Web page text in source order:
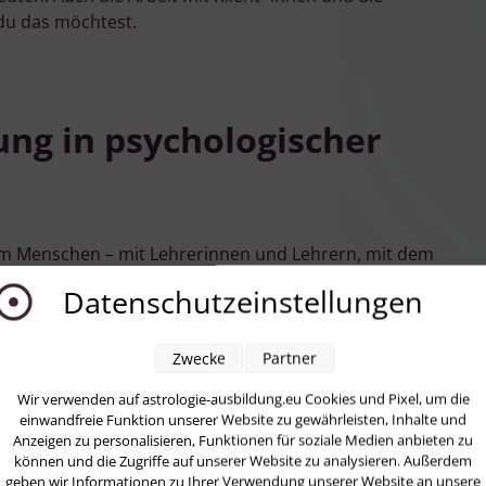
das möchtest.
in psychologischer
Menschen – mit Lehrerinnen und Lehrern, mit dem
und klaren Regeln, mit Freude und viel Geduld. Man
Verstand, ethische Grundsätze und berufliche
auf der Erde.
als man denkt.
Datenschutzeinstellungen
Wir verwenden auf astrologie-ausbildung.eu Cookies und Pixel, um die
einwandfreie Funktion unserer Website zu gewährleisten, Inhalte und
Anzeigen zu personalisieren, Funktionen für soziale Medien anbieten zu
können und die Zugriffe auf unserer Website zu analysieren. Außerdem
geben wir Informationen zu Ihrer Verwendung unserer Website an unsere
Zwecke Partner